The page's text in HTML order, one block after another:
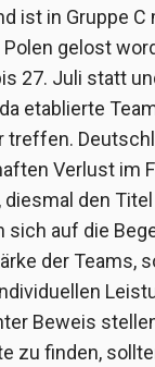
ist in Gruppe C
gelost
27. Juli statt
etablierte
treffen.
Verlust im
diesmal den
sich auf die
der Teams,
Beweis
zu finden,